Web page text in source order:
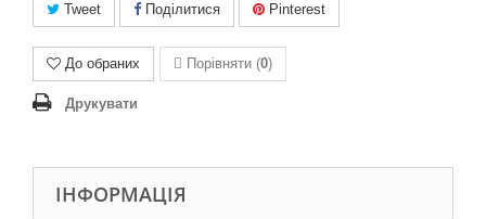
Tweet Поділитися Pinterest
До обраних Порівняти (0)
Друкувати
ІНФОРМАЦІЯ